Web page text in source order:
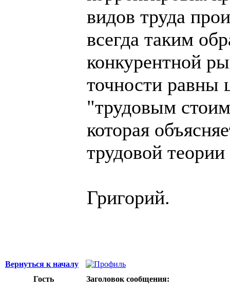
видов труда
всегда таким
конкурентной
точности равны
"трудовым
которая
трудовой
Григорий.
Вернуться к началу
Гость
Заголовок сообщения: